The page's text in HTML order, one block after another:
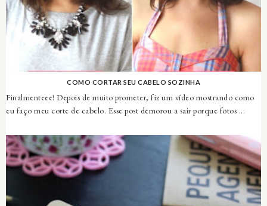
COMO CORTAR SEU CABELO SOZINHA
Finalmenteee! Depois de muito prometer, fiz um vídeo mostrando como
eu faço meu corte de cabelo. Esse post demorou a sair porque fotos ...